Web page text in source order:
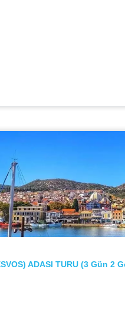
ADASI TURU (3 Gün 2